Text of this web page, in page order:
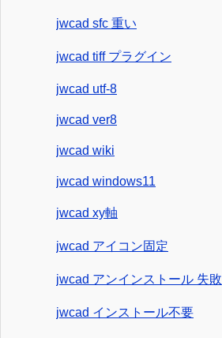
jwcad sfc 重い
jwcad tiff プラグイン
jwcad utf-8
jwcad ver8
jwcad wiki
jwcad windows11
jwcad xy軸
jwcad アイコン固定
jwcad アンインストール 失敗
jwcad インストール不要